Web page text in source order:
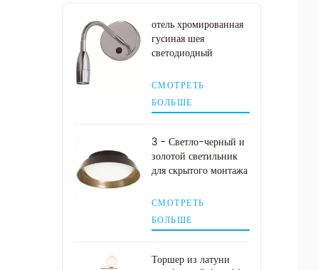
отель хромированная
гусиная шея
светодиодный
чтения
СМОТРЕТЬ
БОЛЬШЕ
3 - Светло-черный и
золотой светильник
для скрытого монтажа
СМОТРЕТЬ
БОЛЬШЕ
Торшер из латуни